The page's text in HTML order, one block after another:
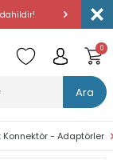
dahildir!
Ara
0
Konnektör - Adaptörler